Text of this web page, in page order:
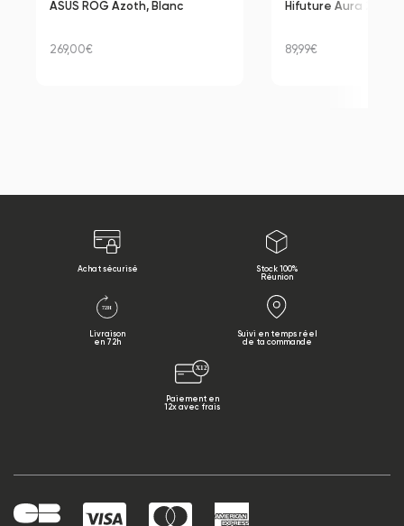
ASUS ROG Azoth, Blanc
269,00€
Hifuture Aura 2, Noir
89,99€
Achat sécurisé
Stock 100%
Réunion
Livraison
en 72h
Suivi en temps réel
de ta commande
Paiement en
12x avec frais